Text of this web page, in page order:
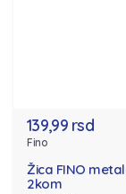
139,99 rsd
Fino
Žica FINO
2kom